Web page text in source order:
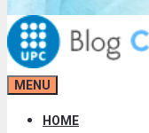
MENU
HOME